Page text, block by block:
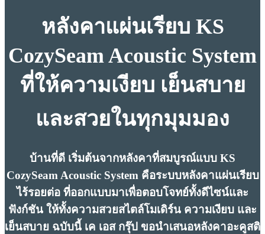
หลังคาแผ่นเรียบ KS
CozySeam Acoustic System
ที่ให้ความเงียบ เย็นสบาย
และสวยในทุกมุมมอง
บ้านที่ดี เริ่มต้นจากหลังคาที่สมบูรณ์แบบ KS
CozySeam Acoustic System คือระบบหลังคาแผ่นเรียบ
ไร้รอยต่อ ที่ออกแบบมาเพื่อตอบโจทย์ทั้งดีไซน์และ
ฟังก์ชัน ให้ทั้งความสวยสไตล์โมเดิร์น ความเงียบ และ
เย็นสบาย ฉบับนี้ เค เอส กรุ๊ป ขอนำเสนอหลังคาอะคูสติ